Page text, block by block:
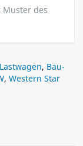
Muster des
Lastwagen, Bau-
, Western Star